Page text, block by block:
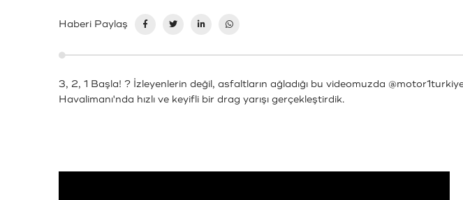
Haberi Paylaş
3, 2, 1 Başla! ? İzleyenlerin değil, asfaltların ağladığı bu videomuzda
Havalimanı'nda hızlı ve keyifli bir drag yarışı gerçekleştirdik.